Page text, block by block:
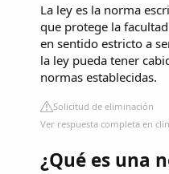
La ley es la norma
que protege la
en sentido estricto a
la ley pueda tener
normas establecidas.
Solicitud de eliminación
Ver respuesta completa en
¿Qué es una